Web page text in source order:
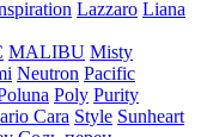
Lazzaro Liana
MALIBU Misty
Neutron Pacific
Poly Purity
Cara Style Sunheart